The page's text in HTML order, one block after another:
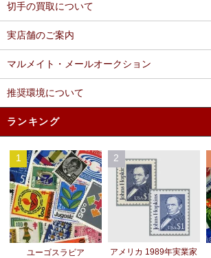
切手の買取について
実店舗のご案内
マルメイト・メールオークション
推奨環境について
ランキング
1
ユーゴスラビア
2
アメリカ 1989年実業家